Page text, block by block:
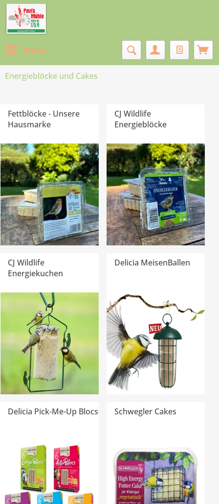
Menü
Energieblöcke und Cakes
Fettblöcke - Unsere
Hausmarke
CJ Wildlife
Energieblöcke
CJ Wildlife
Energiekuchen
Delicia MeisenBallen
Delicia Pick-Me-Up Blocs Schwegler Cakes